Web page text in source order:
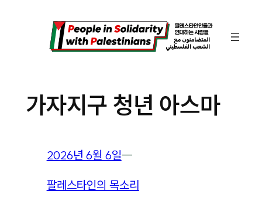
가자지구 청년 아스마
2026년 6월 6일―
팔레스타인의 목소리